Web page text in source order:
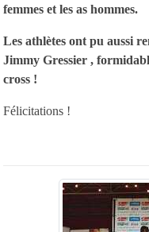
femmes et les as hommes.
Les athlètes ont pu aussi
Jimmy Gressier ,
cross !
Félicitations !